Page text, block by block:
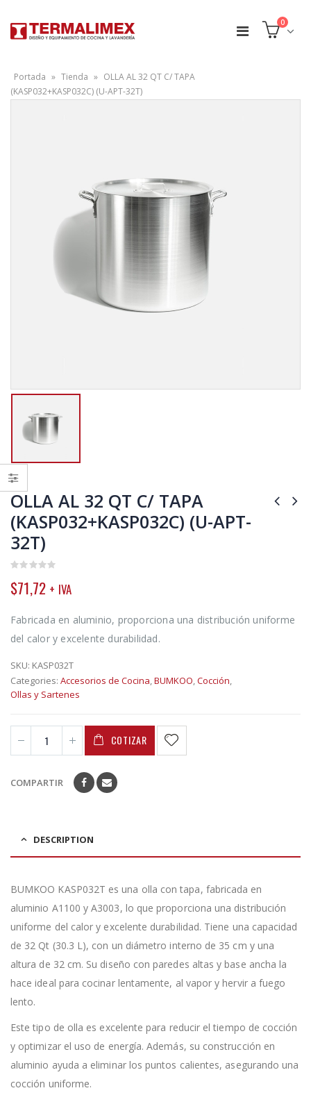
0
Portada » Tienda » OLLA AL 32 QT C/ TAPA
(KASP032+KASP032C) (U-APT-32T)
OLLA AL 32 QT C/ TAPA
(KASP032+KASP032C) (U-APT-
32T)
out
of
$71,72 + IVA
Fabricada en aluminio, proporciona una distribución uniforme
del calor y excelente durabilidad.
SKU: KASP032T
Categories: Accesorios de Cocina,BUMKOO,Cocción,
Ollas y Sartenes
COTIZAR
COMPARTIR
DESCRIPTION
BUMKOO KASP032T es una olla con tapa, fabricada en
aluminio A1100 y A3003, lo que proporciona una distribución
uniforme del calor y excelente durabilidad. Tiene una capacidad
de 32 Qt (30.3 L), con un diámetro interno de 35 cm y una
altura de 32 cm. Su diseño con paredes altas y base ancha la
hace ideal para cocinar lentamente, al vapor y hervir a fuego
lento.
Este tipo de olla es excelente para reducir el tiempo de cocción
y optimizar el uso de energía. Además, su construcción en
aluminio ayuda a eliminar los puntos calientes, asegurando una
cocción uniforme.